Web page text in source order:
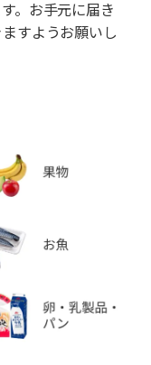
。お手元に届き
すようお願いし